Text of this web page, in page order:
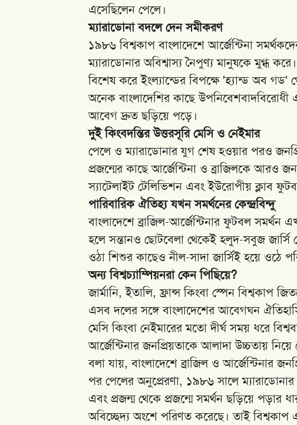
এসেছিলেন পেলে।
ম্যারাডোনা বদলে দেন সমীকরণ
১৯৮৬ বিশ্বকাপ বাংলাদেশে আর্জেন্টিনা
ম্যারাডোনার অবিশ্বাস্য নৈপুণ্য মানুষকে মুগ্ধ করে।
বিশেষ করে ইংল্যান্ডের বিপক্ষে 'হ্যান্ড অব
অনেক বাংলাদেশির কাছে উপনিবেশবাদবিরোধী
আবেগ দ্রুত ছড়িয়ে পড়ে।
দুই কিংবদন্তির উত্তরসূরি মেসি ও নেইমার
পেলে ও ম্যারাডোনার যুগ শেষ হওয়ার পরও
প্রজন্মের কাছে আর্জেন্টিনা ও ব্রাজিলকে আরও
স্যাটেলাইট টেলিভিশন এবং ইউরোপীয় ক্লাব
পারিবারিক ঐতিহ্য যখন সমর্থনের কেন্দ্রবিন্দু
বাংলাদেশে ব্রাজিল-আর্জেন্টিনার ফুটবল সমর্থন
হলে সন্তানও ছোটবেলা থেকেই হলুদ-সবুজ জার্সি
ওঠা শিশুর কাছেও নীল-সাদা জার্সিই হয়ে ওঠে
অন্য বিশ্বচ্যাম্পিয়নরা কেন পিছিয়ে?
জার্মানি, ইতালি, ফ্রান্স কিংবা স্পেন
এসব দলের সঙ্গে বাংলাদেশের আবেগঘন
মেসি কিংবা নেইমারের মতো দীর্ঘ সময় ধরে
আর্জেন্টিনার জনপ্রিয়তাকে আলাদা উচ্চতায় নিয়ে
বলা যায়, বাংলাদেশে ব্রাজিল ও আর্জেন্টিনার
পর পেলের অনুপ্রেরণা, ১৯৮৬ সালে
এবং প্রজন্ম থেকে প্রজন্মে সমর্থন ছড়িয়ে পড়ার
অবিচ্ছেদ্য অংশে পরিণত করেছে। তাই বিশ্বকাপ